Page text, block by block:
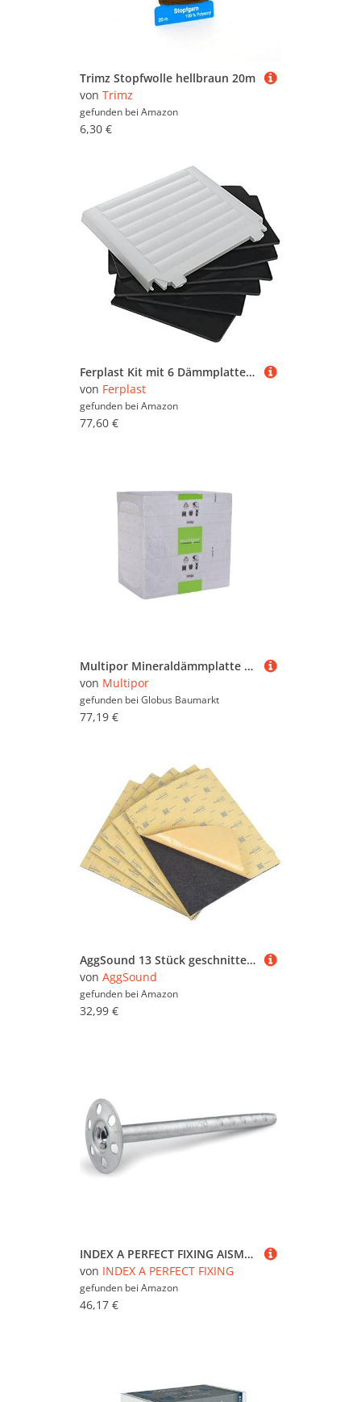
Trimz Stopfwolle hellbraun 20m
von Trimz
gefunden bei Amazon
6,30 €
Ferplast Kit mit 6 Dämmplatten für die Hundehütten Modell DOGVILLA 70, Dämmplatte für Hundehütten, Wärmedämmplatten, Einfache Montage, 62 x 43 x H 8 cm
von Ferplast
gefunden bei Amazon
77,60 €
Multipor Mineraldämmplatte 600 x 390 x 60 mm
von Multipor
gefunden bei Globus Baumarkt
77,19 €
AggSound 13 Stück geschnittene Dämmplatten, 10mm 40×33cm Auto Dämmmatte selbstklebend| Schallschutzmatte| Isoliermatte (1,67㎡, 18sqft)
von AggSound
gefunden bei Amazon
32,99 €
INDEX A PERFECT FIXING AISM08090 [AIS-M] Metalldübel zur mechanischen Befestigung von Dämmplatten und Fassadensanierung (SATE), Ø 8 x 90 mm, Box mit 250 Stück
von INDEX A PERFECT FIXING
gefunden bei Amazon
46,17 €